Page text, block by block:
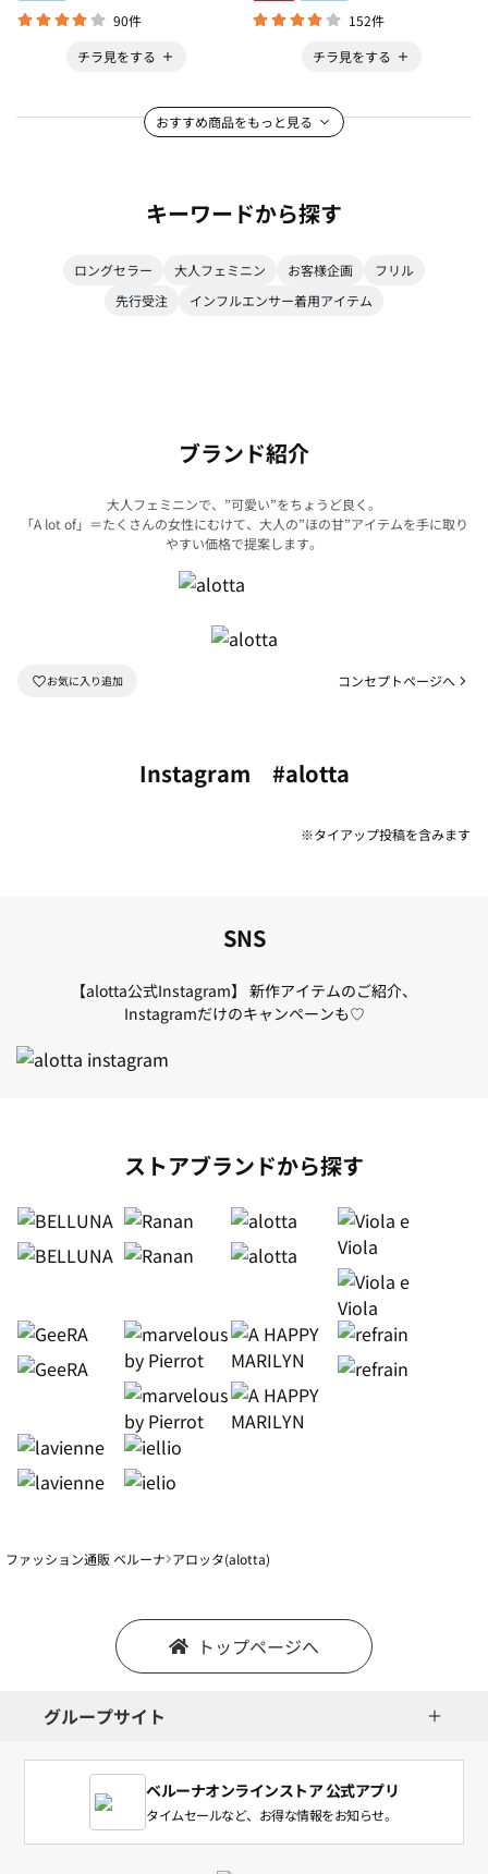
90件
チラ見をする
152件
チラ見をする
おすすめ商品をもっと見る
キーワードから探す
ロングセラー 大人フェミニン お客様企画
フリル
先行受注
インフルエンサー着用アイテム
ブランド紹介
大人フェミニンで、”可愛い”をちょうど良く。
「A lot of」＝たくさんの女性にむけて、大人の”ほの甘”アイテムを手に取り
やすい価格で提案します。
コンセプトページへ
Instagram #alotta
※タイアップ投稿を含みます
SNS
【alotta公式Instagram】 新作アイテムのご紹介、
Instagramだけのキャンペーンも♡
ストアブランドから探す
ファッション通販 ベルーナ アロッタ(alotta)
トップページへ
グループサイト
ベルーナオンラインストア 公式アプリ
タイムセールなど、お得な情報をお知らせ。